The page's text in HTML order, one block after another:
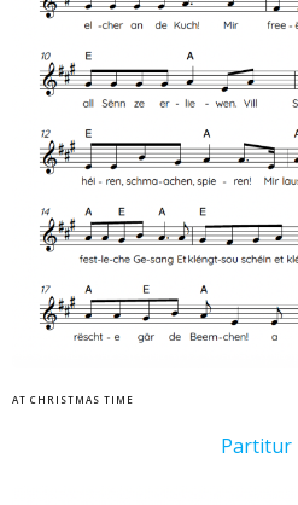
AT CHRISTMAS TIME
Partitur